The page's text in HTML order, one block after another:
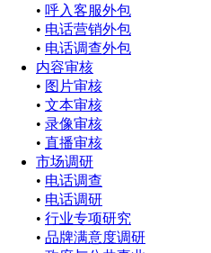
• 呼入客服外包
• 电话营销外包
• 电话调查外包
内容审核
• 图片审核
• 文本审核
• 录像审核
• 直播审核
市场调研
• 电话调查
• 电话调研
• 行业专项研究
• 品牌满意度调研